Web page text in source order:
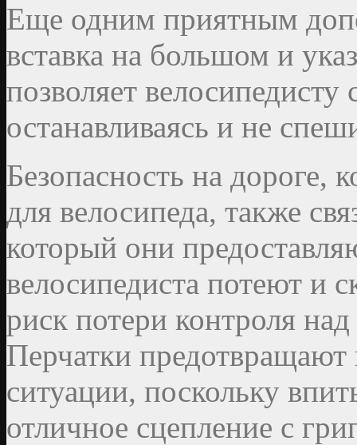
Еще одним приятным
вставка на большом и
позволяет
останавливаясь и не
Безопасность на дороге,
для велосипеда, также
который они
велосипедиста потеют и
риск потери контроля
Перчатки
ситуации, поскольку
отличное сцепление с